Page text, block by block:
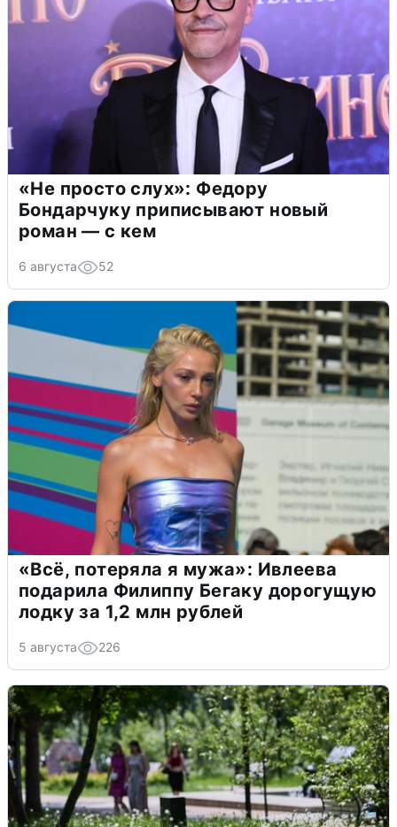
«Не просто слух»: Федору
Бондарчуку приписывают новый
роман — с кем
6 августа 52
«Всё, потеряла я мужа»: Ивлеева
подарила Филиппу Бегаку дорогущую
лодку за 1,2 млн рублей
5 августа 226